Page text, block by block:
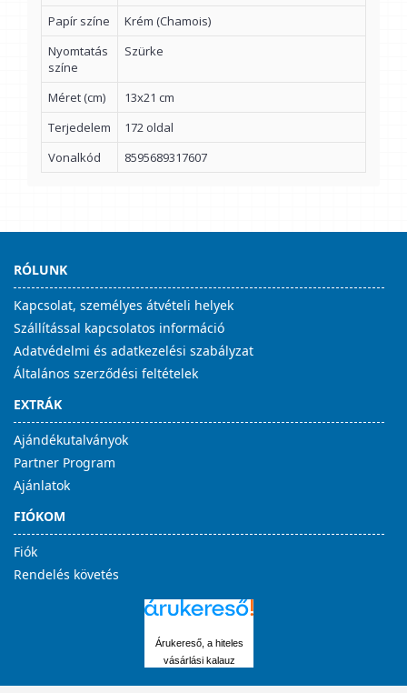
Papír színe
Krém (Chamois)
Nyomtatás
színe
Szürke
Méret (cm)
13x21 cm
Terjedelem
172 oldal
Vonalkód
8595689317607
RÓLUNK
Kapcsolat, személyes átvételi helyek
Szállítással kapcsolatos információ
Adatvédelmi és adatkezelési szabályzat
Általános szerződési feltételek
EXTRÁK
Ajándékutalványok
Partner Program
Ajánlatok
FIÓKOM
Fiók
Rendelés követés
Árukereső, a hiteles
vásárlási kalauz